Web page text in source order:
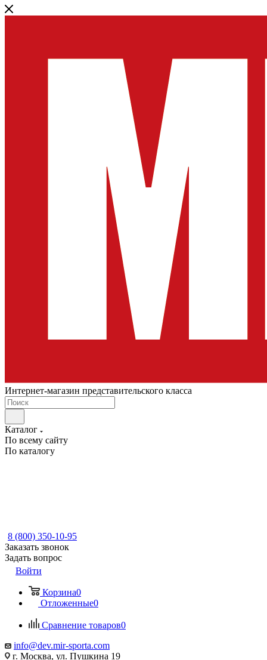
Интернет-магазин представительского класса
Каталог
По всему сайту
По каталогу
8 (800) 350-10-95
Заказать звонок
Задать вопрос
Войти
Корзина0
Отложенные0
Сравнение товаров0
info@dev.mir-sporta.com
г. Москва, ул. Пушкина 19